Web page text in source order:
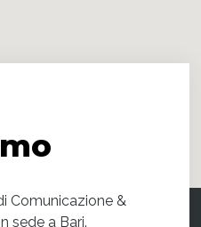
Comunicazione &
sede a Bari.